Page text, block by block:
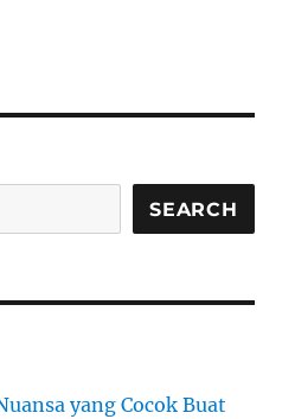
SEARCH
yang Cocok Buat